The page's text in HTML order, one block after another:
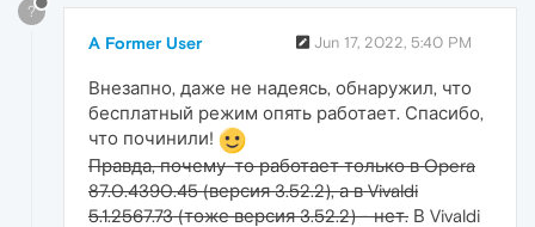
?
A Former User Jun 17, 2022, 5:40 PM
Внезапно, даже не надеясь, обнаружил, что
бесплатный режим опять работает. Спасибо,
что починили!
Правда, почему-то работает только в Opera
87.0.4390.45 (версия 3.52.2), а в Vivaldi
5.1.2567.73 (тоже версия 3.52.2) - нет. В Vivaldi